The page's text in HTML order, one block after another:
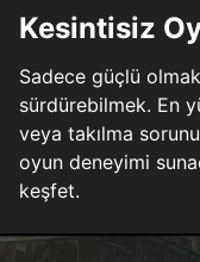
Kesintisiz
Sadece güçlü
sürdürebilmek. En
veya takılma
oyun deneyimi
keşfet.